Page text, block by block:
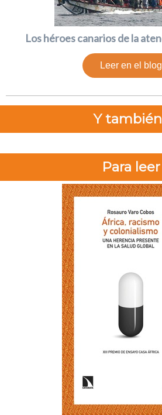
Los héroes canarios de la
Leer en el blog
Y
Para leer